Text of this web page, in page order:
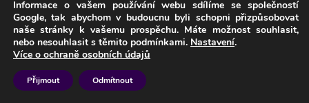
Informace o vašem používání webu sdílíme se společností
Google, tak abychom v budoucnu byli schopni přizpůsobovat
naše stránky k vašemu prospěchu. Máte možnost souhlasit,
nebo nesouhlasit s těmito podmínkami. Nastavení.
Více o ochraně osobních údajů
Přijmout Odmítnout